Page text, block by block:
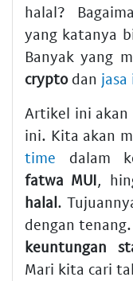
halal?
yang katanya
Banyak yang
cryptodan jasa
Artikel ini akan
ini. Kita akan
time dalam
fatwa MUI,
halal.
dengan
keuntungan
Mari kita cari